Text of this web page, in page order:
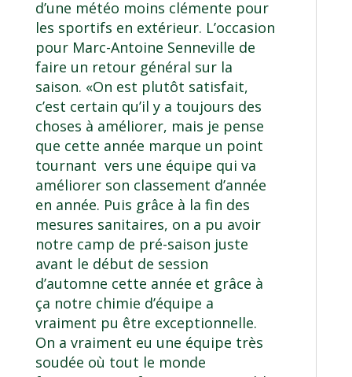
d’une météo moins clémente pour
les sportifs en extérieur. L’occasion
pour Marc-Antoine Senneville de
faire un retour général sur la
saison. «On est plutôt satisfait,
c’est certain qu’il y a toujours des
choses à améliorer, mais je pense
que cette année marque un point
tournant vers une équipe qui va
améliorer son classement d’année
en année. Puis grâce à la fin des
mesures sanitaires, on a pu avoir
notre camp de pré-saison juste
avant le début de session
d’automne cette année et grâce à
ça notre chimie d’équipe a
vraiment pu être exceptionnelle.
On a vraiment eu une équipe très
soudée où tout le monde